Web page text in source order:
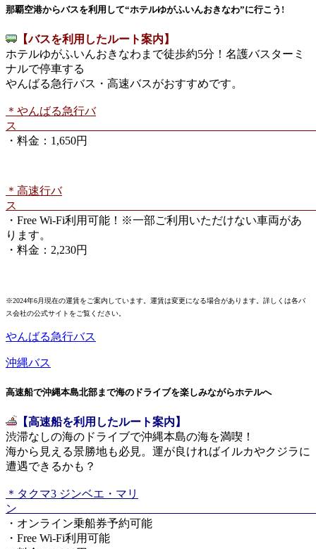
那覇空港からバスを利用して“ホテルゆがふいんおきなわ”に行こう!
【バスを利用したルート案内】
ホテルゆがふいんおきなわまで徒歩約5分！名護バスターミ
ナルで停車する
やんばる急行バス・高速バスがおすすめです。
＊ やんばる急行バ
ス
・料金： 1,650円
＊高速行バ
ス
・ Free Wi-Fi利用可能！※一部ご利用いただけない車両があ
ります。
・料金：2,230円
※2024年6月現在の運賃をご案内しています。運賃は変更になる場合があります。詳しくは各バ
ス会社の公式サイトをご覧ください。
やんばる急行バス
沖縄バス
高速船で沖縄本島北部まで海のドライブを楽しみながらホテルへ
【高速船を利用したルート案内】
渋滞なしの海のドライブで沖縄本島の海を満喫！
海から見える景勝地も必見。運が良ければイルカやクジラに
遭遇できるかも？
＊タクマ3 ジンベエ・マリ
・オンライン乗船券予約可能
・Free Wi-Fi利用可能